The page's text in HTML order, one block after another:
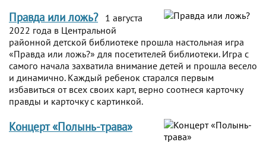
Правда или ложь?
1 августа
2022 года в Центральной
районной детской библиотеке прошла настольная игра
«Правда или ложь?» для посетителей библиотеки. Игра с
самого начала захватила внимание детей и прошла весело
и динамично. Каждый ребенок старался первым
избавиться от всех своих карт, верно соотнеся карточку
правды и карточку с картинкой.
Концерт «Полынь-трава»